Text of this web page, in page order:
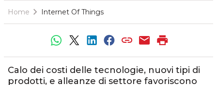
Home Internet Of Things
Calo dei costi delle tecnologie, nuovi tipi di
prodotti, e alleanze di settore favoriscono